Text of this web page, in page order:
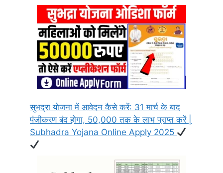
सुभद्रा योजना में आवेदन कैसे करें: 31 मार्च के बाद
पंजीकरण बंद होगा, 50,000 तक के लाभ प्राप्त करें |
Subhadra Yojana Online Apply 2025